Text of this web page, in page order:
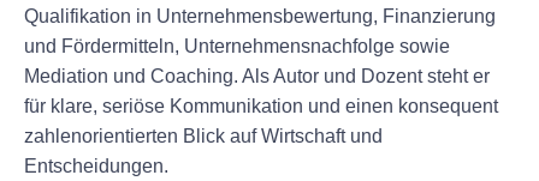
Qualifikation in Unternehmensbewertung, Finanzierung
und Fördermitteln, Unternehmensnachfolge sowie
Mediation und Coaching. Als Autor und Dozent steht er
für klare, seriöse Kommunikation und einen konsequent
zahlenorientierten Blick auf Wirtschaft und
Entscheidungen.